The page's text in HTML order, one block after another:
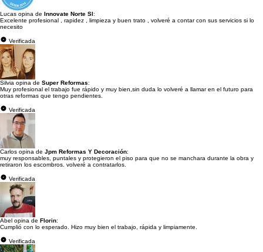
Lucas opina de Innovate Norte Sl:
Excelente profesional , rapidez , limpieza y buen trato , volveré a contar con sus servicios si lo
necesito
Verificada
Silvia opina de Super Reformas:
Muy profesional el trabajo fue rápido y muy bien,sin duda lo volveré a llamar en el futuro para
otras reformas que tengo pendientes.
Verificada
Carlos opina de Jpm Reformas Y Decoración:
muy responsables, puntales y protegieron el piso para que no se manchara durante la obra y
retiraron los escombros. volveré a contratarlos.
Verificada
Abel opina de Florin:
Cumplió con lo esperado. Hizo muy bien el trabajo, rápida y limpiamente.
Verificada